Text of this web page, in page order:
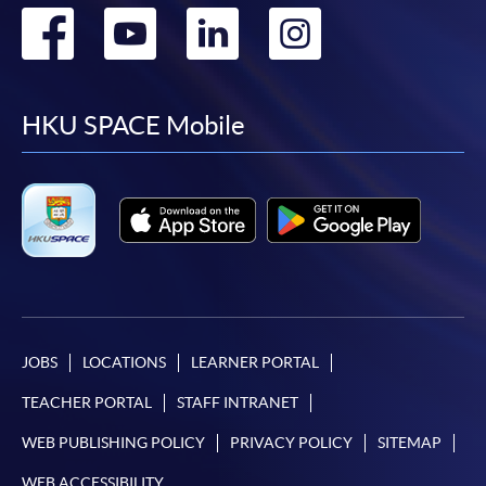
繳費靈網上服務
- 申請人須先開立繳費靈戶口及設
定繳費靈網上密碼。有關如何申請繳費靈戶口及密
*信用咭網上繳費服務- 申請人可以 VISA 或
Mastercard（包括「香港大學專業進修學院
Mastercard卡」）繳付學費。
*香港大學專業進修學院Mastercard卡持有人如欲享用十個
如欲了解如何於網上報讀新課程及繳費，請瀏覽網上
申請/報讀指南 :
Go
facebook
Go
youtube
Go
linkedin
Go
HKU SPACE Mobile
JOBS LOCATIONS LEARNER PORTAL
TEACHER PORTAL STAFF INTRANET
WEB PUBLISHING POLICY PRIVACY POLICY SITEMAP